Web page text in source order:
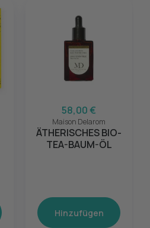
58,00 €
Maison Delarom
ÄTHERISCHES BIO-
TEA-BAUM-ÖL
Hinzufügen